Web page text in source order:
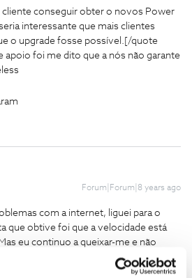
cliente conseguir obter o novos Power
interessante que mais clientes
o upgrade fosse possível.[/quote
apoio foi me dito que a nós não garante
Forum|Forum|8 years ago
com a internet, liguei para o
que obtive foi que a velocidade está
eu continuo a queixar-me e não
só com um novo contrato, mas como
do contrato por justa causa.